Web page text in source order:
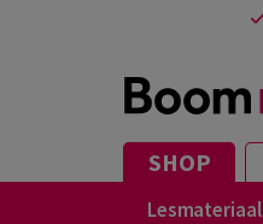
SHOP
Lesmateriaal